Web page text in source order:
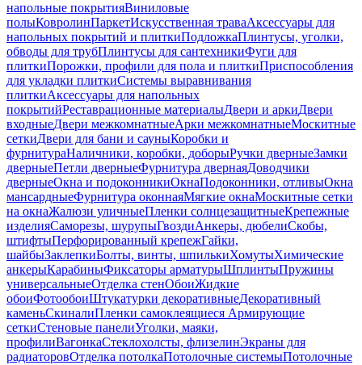
напольные покрытияВиниловые
полыКовролинПаркетИскусственная траваАксессуары для
напольных покрытий и плиткиПодложкаПлинтусы, уголки,
обводы для трубПлинтусы для сантехникиФуги для
плиткиПорожки, профили для пола и плиткиПриспособления
для укладки плиткиСистемы выравнивания
плиткиАксессуары для напольных
покрытийРеставрационные материалыДвери и аркиДвери
входныеДвери межкомнатныеАрки межкомнатныеМоскитные
сеткиДвери для бани и сауныКоробки и
фурнитураНаличники, коробки, доборыРучки дверныеЗамки
дверныеПетли дверныеФурнитура двернаяДоводчики
дверныеОкна и подоконникиОкнаПодоконники, отливыОкна
мансардныеФурнитура оконнаяМягкие окнаМоскитные сетки
на окнаЖалюзи уличныеПленки солнцезащитныеКрепежные
изделияСаморезы, шурупыГвоздиАнкеры, дюбелиСкобы,
штифтыПерфорированный крепежГайки,
шайбыЗаклепкиБолты, винты, шпилькиХомутыХимические
анкерыКарабиныФиксаторы арматурыШплинтыПружины
универсальныеОтделка стенОбоиЖидкие
обоиФотообоиШтукатурки декоративныеДекоративный
каменьСкиналиПленки самоклеящиеся Армирующие
сеткиСтеновые панелиУголки, маяки,
профилиВагонкаСтеклохолсты, флизелинЭкраны для
радиаторовОтделка потолкаПотолочные системыПотолочные